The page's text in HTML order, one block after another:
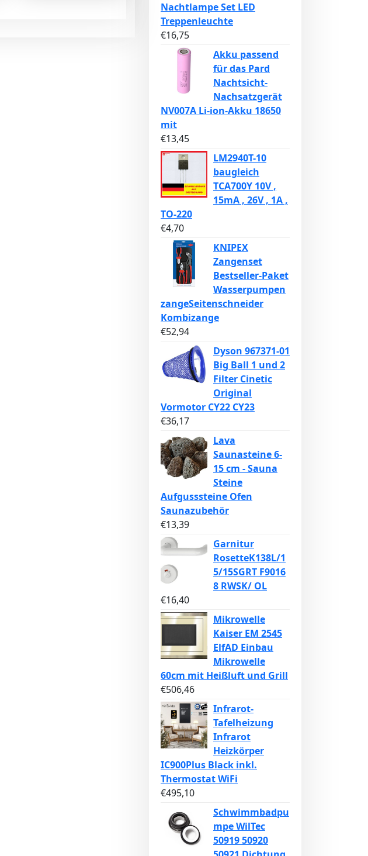
Nachtlampe Set LED
Treppenleuchte
€16,75
Akku passend
für das Pard
Nachtsicht-
Nachsatzgerät
NV007A Li-ion-Akku 18650
mit
€13,45
LM2940T-10
baugleich
TCA700Y 10V ,
15mA , 26V , 1A ,
TO-220
€4,70
KNIPEX
Zangenset
Bestseller-Paket
Wasserpumpen
zangeSeitenschneider
Kombizange
€52,94
Dyson 967371-01
Big Ball 1 und 2
Filter Cinetic
Original
Vormotor CY22 CY23
€36,17
Lava
Saunasteine 6-
15 cm - Sauna
Steine
Aufgusssteine Ofen
Saunazubehör
€13,39
Garnitur
RosetteK138L/1
5/15SGRT F9016
8 RWSK/ OL
€16,40
Mikrowelle
Kaiser EM 2545
ElfAD Einbau
Mikrowelle
60cm mit Heißluft und Grill
€506,46
Infrarot-
Tafelheizung
Infrarot
Heizkörper
IC900Plus Black inkl.
Thermostat WiFi
€495,10
Schwimmbadpu
mpe WilTec
50919 50920